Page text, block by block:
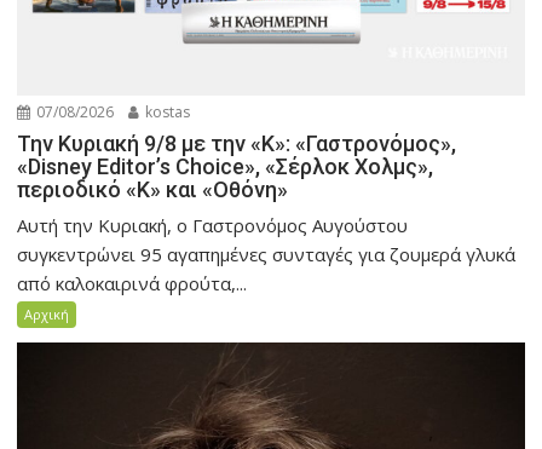
07/08/2026 kostas
Την Κυριακή 9/8 με την «Κ»: «Γαστρονόμος»,
«Disney Editor’s Choice», «Σέρλοκ Χολμς»,
περιοδικό «Κ» και «Οθόνη»
Αυτή την Κυριακή, ο Γαστρονόμος Αυγούστου
συγκεντρώνει 95 αγαπημένες συνταγές για ζουμερά γλυκά
από καλοκαιρινά φρούτα,...
Αρχική